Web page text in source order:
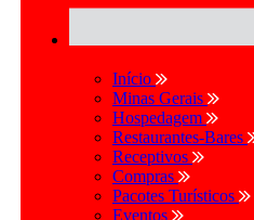
Início
Minas Gerais
Hospedagem
Restaurantes-Bares
Receptivos
Compras
Pacotes Turísticos
Eventos